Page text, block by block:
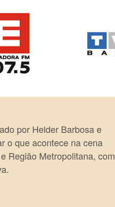
por Helder Barbosa e
o que acontece na cena
Região Metropolitana, com